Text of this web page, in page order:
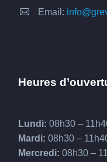

 Email:
Heures
Lundi: 08h30 –
Mardi: 08h30 –
Mercredi: 08h30 –